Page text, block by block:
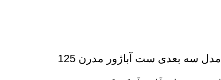
مدل سه بعدی ست آباژور مدرن 125